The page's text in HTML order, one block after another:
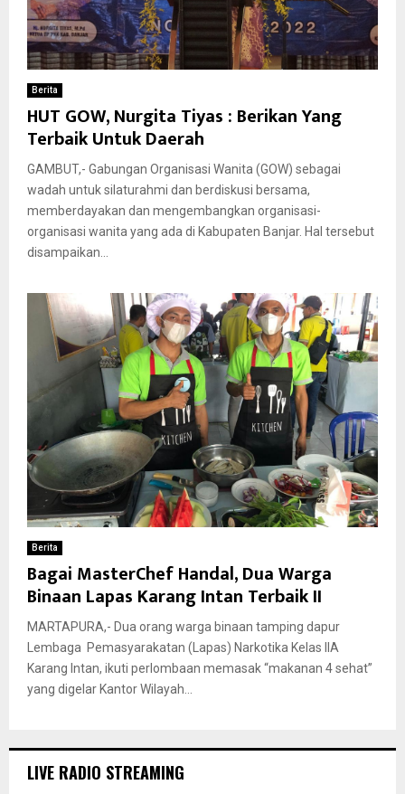
Berita
HUT GOW, Nurgita Tiyas : Berikan Yang
Terbaik Untuk Daerah
GAMBUT,- Gabungan Organisasi Wanita (GOW) sebagai
wadah untuk silaturahmi dan berdiskusi bersama,
memberdayakan dan mengembangkan organisasi-
organisasi wanita yang ada di Kabupaten Banjar. Hal tersebut
disampaikan...
Berita
Bagai MasterChef Handal, Dua Warga
Binaan Lapas Karang Intan Terbaik II
MARTAPURA,- Dua orang warga binaan tamping dapur
Lembaga Pemasyarakatan (Lapas) Narkotika Kelas IIA
Karang Intan, ikuti perlombaan memasak “makanan 4 sehat”
yang digelar Kantor Wilayah...
LIVE RADIO STREAMING